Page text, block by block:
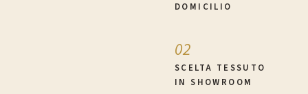
DOMICILIO
02
SCELTA TESSUTO
IN SHOWROOM